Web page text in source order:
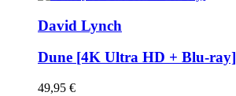
David Lynch
Dune [4K Ultra HD + Blu-ray]
49,95 €